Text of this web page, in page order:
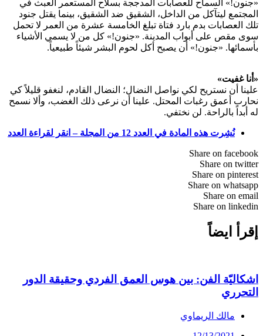
«جنون!» السماح للعصابات المدججة بسلاح المستعمر العبث في
المجتمع ليتآكل من الداخل، الشقيق ضد الشقيق، بينما يقتل جنود
تلك العصابات بدم بارد فتاة تبلغ الخامسة عشرة من العمر لا تحمل
سوى مقص على أبواب المدينة. «جنون!» كل من لا يسمي الأشياء
بأسمائها. «جنون!» أن يصبح أكل لحوم البشر شيئاً طبيعياً.
«أنا غفيت»
علينا أن نستريح لكي نواصل النضال؛ النضال القادم، لنغفو قليلاً كي
نحارب أعمق رغبات المحتل. علينا أن نرعى ذلك الغضب، وألا نسمح
له أبداً بالراحة. لن نختفي.
نُشِرت هذه المادة في العدد 12 من المجلة – انقر لقراءة العدد
Share on facebook
Share on twitter
Share on pinterest
Share on whatsapp
Share on email
Share on linkedin
إقرأ ايضاً
اشكاليّة الفن: بين هوس العمق الفردي وحقيقة الدور
التحرري
مالك الريماوي